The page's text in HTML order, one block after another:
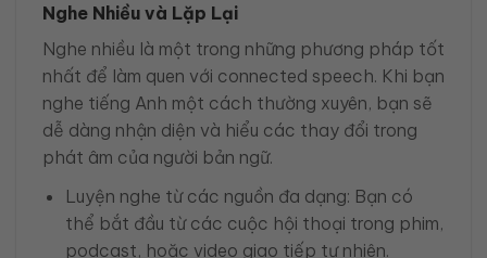
Nghe Nhiều và Lặp Lại
Nghe nhiều là một trong những phương pháp tốt
nhất để làm quen với connected speech. Khi bạn
nghe tiếng Anh một cách thường xuyên, bạn sẽ
dễ dàng nhận diện và hiểu các thay đổi trong
phát âm của người bản ngữ.
Luyện nghe từ các nguồn đa dạng: Bạn có
thể bắt đầu từ các cuộc hội thoại trong phim,
podcast, hoặc video giao tiếp tự nhiên.